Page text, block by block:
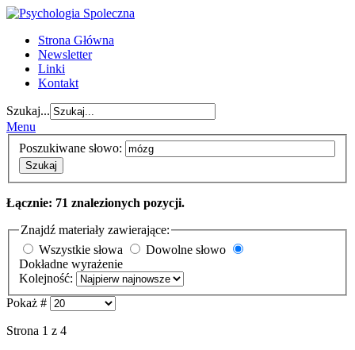
Strona Główna
Newsletter
Linki
Kontakt
Szukaj...
Menu
Poszukiwane słowo:
Szukaj
Łącznie: 71 znalezionych pozycji.
Znajdź materiały zawierające:
Wszystkie słowa
Dowolne słowo
Dokładne wyrażenie
Kolejność:
Pokaż #
Strona 1 z 4